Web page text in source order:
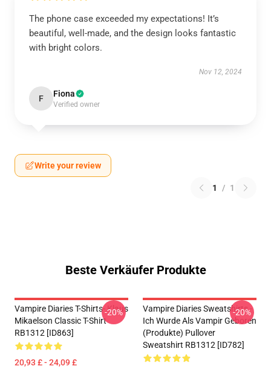
The phone case exceeded my expectations! It’s
beautiful, well-made, and the design looks fantastic
with bright colors.
Nov 12, 2024
F Fiona
Verified owner
Write your review
1 / 1
Beste Verkäufer Produkte
Vampire Diaries T-Shirts- Klaus
Mikaelson Classic T-Shirt
RB1312 [ID863]
20,93 £ - 24,09 £
-20%
Vampire Diaries Sweatshirts -
Ich Wurde Als Vampir Geboren
(Produkte) Pullover
Sweatshirt RB1312 [ID782]
-20%